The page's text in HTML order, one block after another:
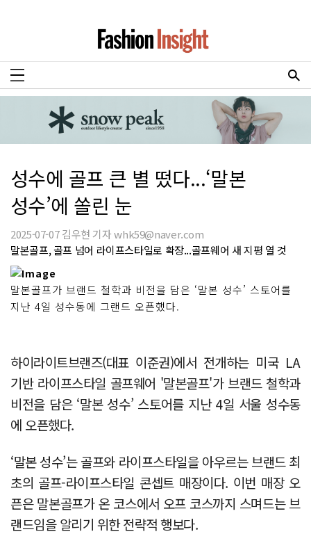
성수에 골프 큰 별 떴다...‘말본
성수’에 쏠린 눈
2025-07-07 김우현 기자 whk59@naver.com
말본골프, 골프 넘어 라이프스타일로 확장...골프웨어 새 지평 열 것
말본골프가 브랜드 철학과 비전을 담은 ‘말본 성수’ 스토어를
지난 4일 성수동에 그랜드 오픈했다.
하이라이트브랜즈(대표 이준권)에서 전개하는 미국 LA
기반 라이프스타일 골프웨어 '말본골프'가 브랜드 철학과
비전을 담은 ‘말본 성수’ 스토어를 지난 4일 서울 성수동
에 오픈했다.
‘말본 성수’는 골프와 라이프스타일을 아우르는 브랜드 최
초의 골프-라이프스타일 콘셉트 매장이다. 이번 매장 오
픈은 말본골프가 온 코스에서 오프 코스까지 스며드는 브
랜드임을 알리기 위한 전략적 행보다.